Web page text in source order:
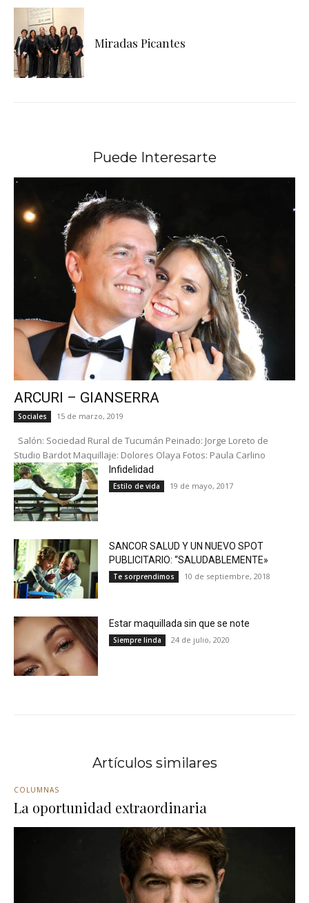
Miradas Picantes
Puede Interesarte
ARCURI – GIANSERRA
Sociales 15 de marzo, 2019
Salón: Sociedad Rural de Tucumán Peinado: Jorge Loreto de
Studio Bardot Maquillaje: Dolores Olaya Fotos: Paula Carlino
Infidelidad
Estilo de vida 19 de mayo, 2017
SANCOR SALUD Y UN NUEVO SPOT
PUBLICITARIO: “SALUDABLEMENTE»
Te sorprendimos 10 de septiembre, 2018
Estar maquillada sin que se note
Siempre linda 24 de julio, 2020
Artículos similares
COLUMNAS
La oportunidad extraordinaria